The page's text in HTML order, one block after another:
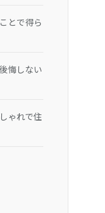
とで得ら
悔しない
ゃれで住